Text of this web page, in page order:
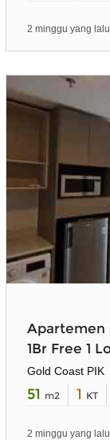
2 minggu yang lalu
Apartemen
1Br Free 1
Gold Coast PIK
51 m2 1 KT
2 minggu yang lalu